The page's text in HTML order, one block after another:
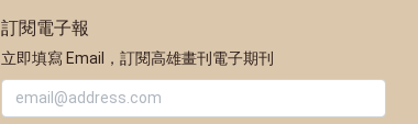
訂閱電子報
立即填寫 Email，訂閱高雄畫刊電子期刊